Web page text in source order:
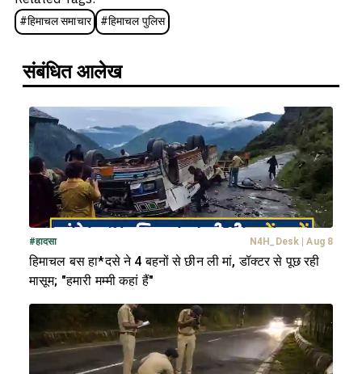
#हिमाचल समाचार #हिमाचल पुलिस
संबंधित आलेख
#हादसा N4H_Desk | Aug 8
हिमाचल बस हा*दसे ने 4 बहनों से छीन ली मां, डॉक्टर से पूछ रही
मासूम; "हमारी मम्मी कहां हैं"